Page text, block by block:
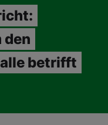
den
betrifft